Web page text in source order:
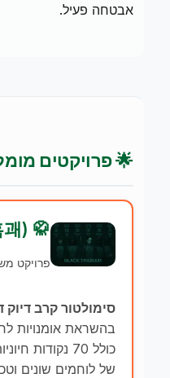
אבטחה פעיל.
🌟 פרויקטים
🥋 Black Trigram (흑괘)
פרויקט
סימולטור קרב דיוק
בהשראת אומנויות
של לוחמים שונים